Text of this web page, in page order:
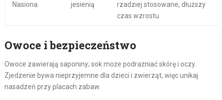
Nasiona jesienią
rzadziej stosowane, dłuższy
czas wzrostu
Owoce i bezpieczeństwo
Owoce zawierają saponiny; sok może podrażniać skórę i oczy.
Zjedzenie bywa nieprzyjemne dla dzieci i zwierząt, więc unikaj
nasadzeń przy placach zabaw.